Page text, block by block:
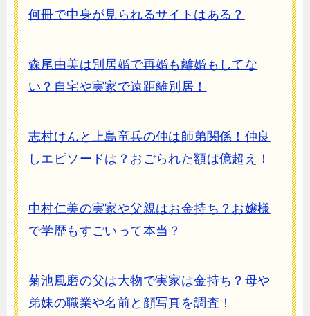
何冊で中身が見られるサイトはある？
森尾由美は別居婚で再婚も離婚もしてな
い？自宅や実家で遠距離別居！
志村けんと上島竜兵の仲は師弟関係！仲良
しエピソードは？おごられた額は億超え！
中村仁美の実家や父親はお金持ち？お嬢様
で学歴もすごいって本当？
菊池風磨の父は大物で実家は金持ち？母や
弟妹の職業や名前と顔写真を調査！